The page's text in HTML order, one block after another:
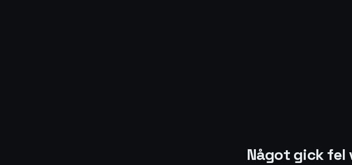
Något gick fel